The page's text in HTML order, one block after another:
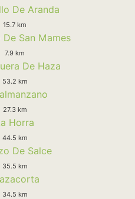
De Aranda
15.7 km
De San Mames
7.9 km
De Haza
53.2 km
27.3 km
Horra
44.5 km
De Salce
35.5 km
34.5 km